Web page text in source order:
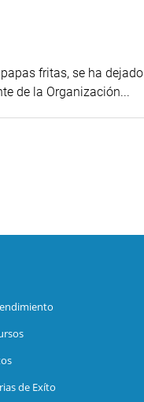
fritas, se ha dejado
de la Organización...
de Exíto